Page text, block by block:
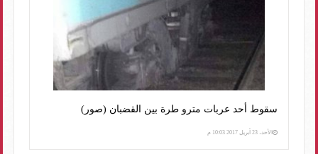
سقوط أحد عربات مترو طرة بين القضبان (صور)
الأحد، 23 أبريل 2017 10:03 م